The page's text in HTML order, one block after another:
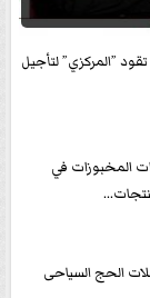
”المركزي” لتأجيل
المخبوزات في
الحج السياحى